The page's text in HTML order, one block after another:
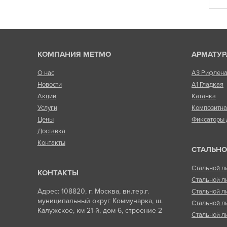
КОМПАНИЯ МЕТМО
О нас
Новости
Акции
Услуги
Цены
Доставка
Контакты
КОНТАКТЫ
Адрес: 108820, г. Москва, вн.тер.г.
муниципальный округ Коммунарка, ш.
Калужское, км 21-й, дом 6, строение 2
А3
А1 Гладкая
Катанка
Фиксаторы
Стальной
Стальной
Стальной
Стальной
Стальной